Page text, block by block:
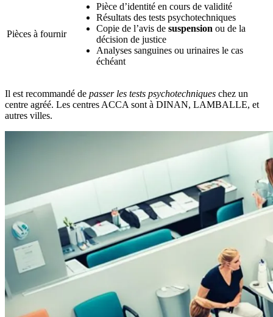
Pièces à fournir
Pièce d’identité en cours de validité
Résultats des tests psychotechniques
Copie de l’avis de suspension ou de la
décision de justice
Analyses sanguines ou urinaires le cas
échéant
Il est recommandé de passer les tests psychotechniques chez un
centre agréé. Les centres ACCA sont à DINAN, LAMBALLE, et
autres villes.